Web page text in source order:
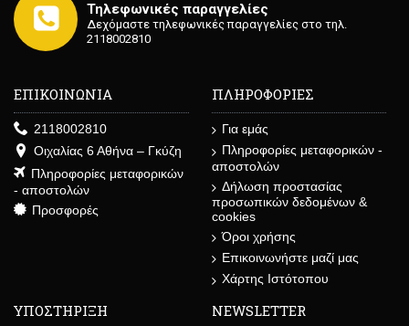
Τηλεφωνικές παραγγελίες
Δεχόμαστε τηλεφωνικές παραγγελίες στο τηλ.
2118002810
ΕΠΙΚΟΙΝΩΝΙΑ
2118002810
Οιχαλίας 6 Αθήνα – Γκύζη
Πληροφορίες μεταφορικών
- αποστολών
Προσφορές
ΠΛΗΡΟΦΟΡΙΕΣ
Για εμάς
Πληροφορίες μεταφορικών -
αποστολών
Δήλωση προστασίας
προσωπικών δεδομένων &
cookies
Όροι χρήσης
Επικοινωνήστε μαζί μας
Χάρτης Ιστότοπου
ΥΠΟΣΤΗΡΙΞΗ NEWSLETTER